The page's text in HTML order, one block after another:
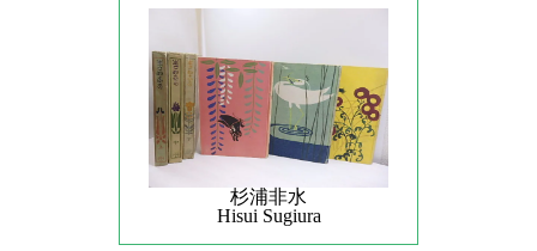
杉浦非水
Hisui Sugiura